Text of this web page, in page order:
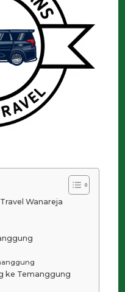
Wanareja
ke Temanggung